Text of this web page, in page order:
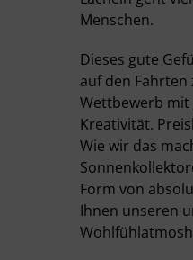
Menschen.
Dieses gute
auf den
Wettbewerb mit
Kreativität.
Wie wir das
Form von
Ihnen unseren